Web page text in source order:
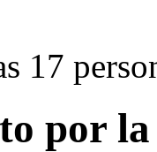
17
por la